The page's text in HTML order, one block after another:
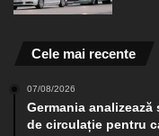
Cele mai recente
07/08/2026
Germania
de circulație pentru